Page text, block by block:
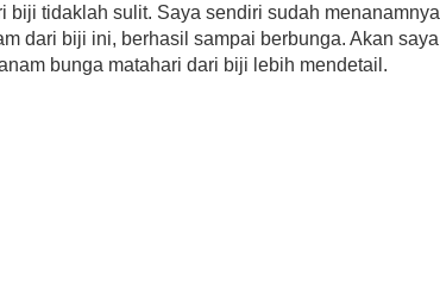
biji tidaklah sulit. Saya sendiri sudah menanamnya
dari biji ini, berhasil sampai berbunga. Akan saya
bunga matahari dari biji lebih mendetail.